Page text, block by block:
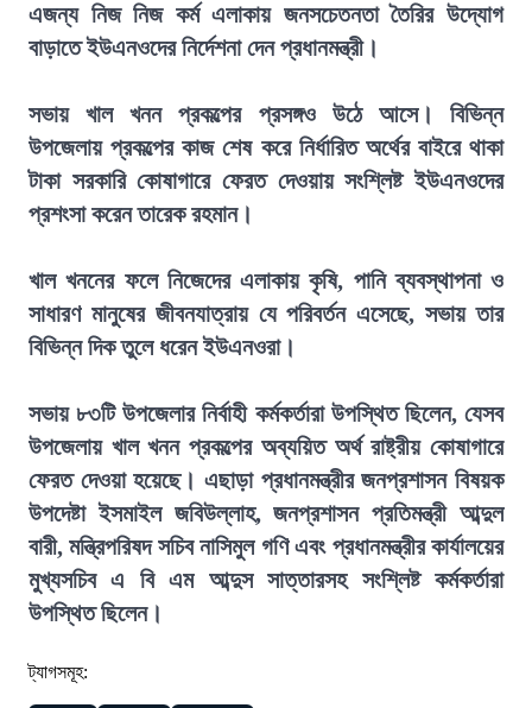
এজন্য নিজ নিজ কর্ম এলাকায় জনসচেতনতা তৈরির উদ্যোগ
বাড়াতে ইউএনওদের নির্দেশনা দেন প্রধানমন্ত্রী।
সভায় খাল খনন প্রকল্পের প্রসঙ্গও উঠে আসে। বিভিন্ন
উপজেলায় প্রকল্পের কাজ শেষ করে নির্ধারিত অর্থের বাইরে থাকা
টাকা সরকারি কোষাগারে ফেরত দেওয়ায় সংশ্লিষ্ট ইউএনওদের
প্রশংসা করেন তারেক রহমান।
খাল খননের ফলে নিজেদের এলাকায় কৃষি, পানি ব্যবস্থাপনা ও
সাধারণ মানুষের জীবনযাত্রায় যে পরিবর্তন এসেছে, সভায় তার
বিভিন্ন দিক তুলে ধরেন ইউএনওরা।
সভায় ৮৩টি উপজেলার নির্বাহী কর্মকর্তারা উপস্থিত ছিলেন, যেসব
উপজেলায় খাল খনন প্রকল্পের অব্যয়িত অর্থ রাষ্ট্রীয় কোষাগারে
ফেরত দেওয়া হয়েছে। এছাড়া প্রধানমন্ত্রীর জনপ্রশাসন বিষয়ক
উপদেষ্টা ইসমাইল জবিউল্লাহ, জনপ্রশাসন প্রতিমন্ত্রী আব্দুল
বারী, মন্ত্রিপরিষদ সচিব নাসিমুল গণি এবং প্রধানমন্ত্রীর কার্যালয়ের
মুখ্যসচিব এ বি এম আব্দুস সাত্তারসহ সংশ্লিষ্ট কর্মকর্তারা
উপস্থিত ছিলেন।
ট্যাগসমূহ: